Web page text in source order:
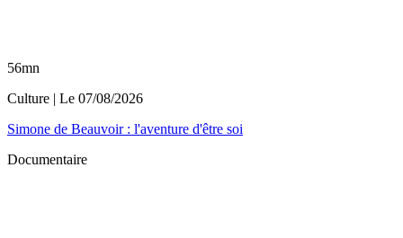
56mn
Culture | Le 07/08/2026
Simone de Beauvoir : l'aventure d'être soi
Documentaire